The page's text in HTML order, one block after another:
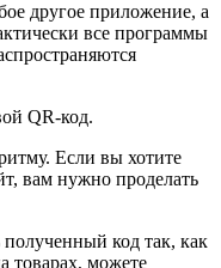
другое приложение, а
все программы
QR-код.
Если вы хотите
вам нужно проделать
код так, как
товарах, можете